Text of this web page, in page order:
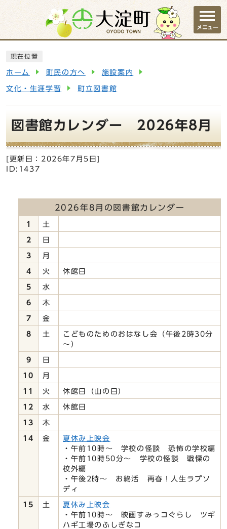
ページの先頭です
メニュー
現在位置
ホーム 町民の方へ 施設案内
文化・生涯学習 町立図書館
図書館カレンダー 2026年8月
[更新日： 2026年7月5日
ID:1437
2026年8月の図書館カレンダー
1 土
2 日
3 月
4 火 休館日
5 水
6 木
7 金
8 土
こどものためのおはなし会（午後2時30分
～）
9 日
10 月
11 火 休館日（山の日）
12 水 休館日
13 木
14 金
夏休み上映会
・午前10時～ 学校の怪談 恐怖の学校編
・午前10時50分～ 学校の怪談 戦慄の
校外編
・午後2時～ お終活 再春！人生ラプソ
ディ
15 土
夏休み上映会
・午前10時～ 映画すみっコぐらし ツギ
ハギ工場のふしぎなコ